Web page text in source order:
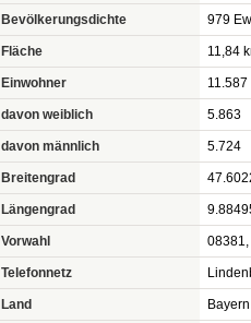
Bevölkerungsdichte 979
Fläche 11,84
Einwohner 11.587
davon weiblich 5.863
davon männlich 5.724
Breitengrad
Längengrad
Vorwahl
Telefonnetz
Land Bayern